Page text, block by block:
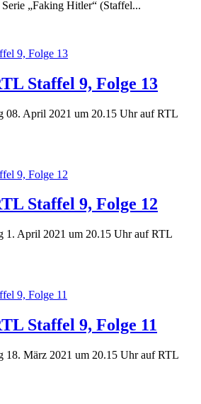
„Faking Hitler“ (Staffel...
Staffel 9, Folge 13
08. April 2021 um 20.15 Uhr auf RTL
Staffel 9, Folge 12
1. April 2021 um 20.15 Uhr auf RTL
Staffel 9, Folge 11
18. März 2021 um 20.15 Uhr auf RTL